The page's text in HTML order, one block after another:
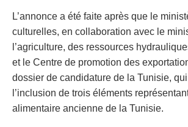
L’annonce a été faite après que le
culturelles, en collaboration avec le
l’agriculture, des ressources
et le Centre de promotion des
dossier de candidature de la Tunisie,
l’inclusion de trois éléments
alimentaire ancienne de la Tunisie.